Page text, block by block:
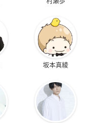
坂本真綾